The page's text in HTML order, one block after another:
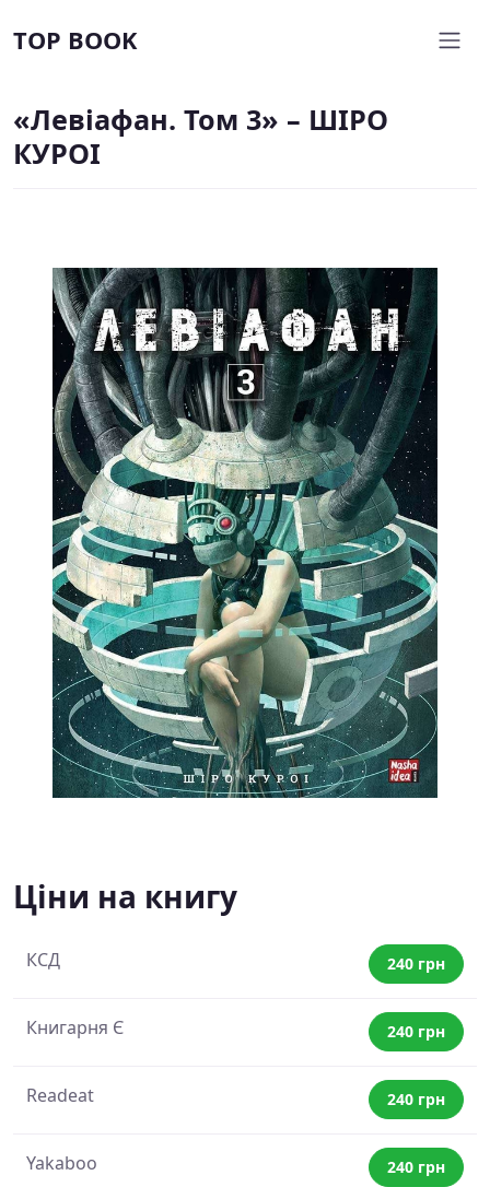
TOP BOOK
«Левіафан. Том 3» – ШІРО
КУРОІ
Ціни на книгу
КСД 240 грн
Книгарня Є 240 грн
Readeat 240 грн
Yakaboo 240 грн